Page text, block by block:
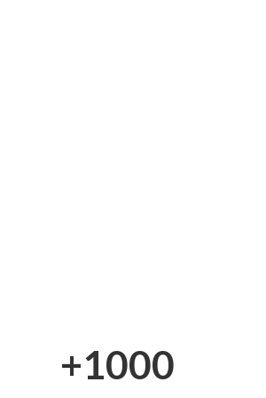
+1000